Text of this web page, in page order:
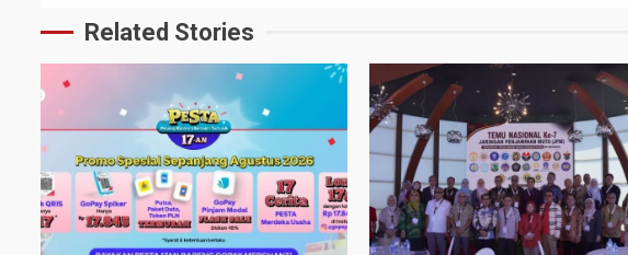
Related Stories